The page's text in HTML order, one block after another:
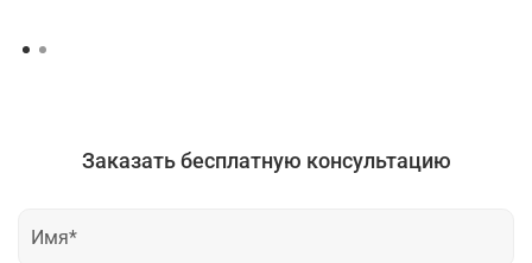
Заказать бесплатную консультацию